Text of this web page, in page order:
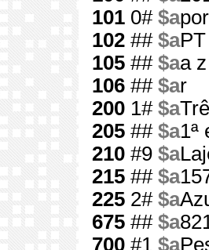
101 0# $apor
102 ## $aPT
105 ## $aa
106 ## $ar
200 1# $a
205 ## $a1ª
210 #9 $a
215 ## $a
225 2# $a
675 ## $a
700 #1 $a